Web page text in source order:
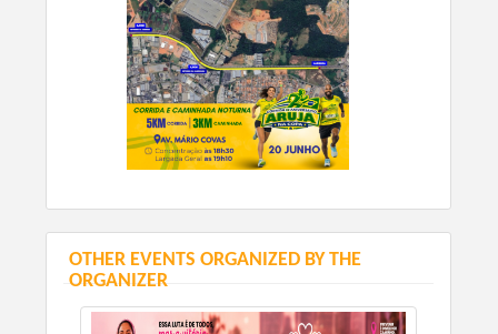
OTHER EVENTS ORGANIZED BY THE
ORGANIZER